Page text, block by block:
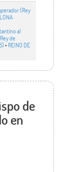
(Rey
al
de
• REINO DE
de
en